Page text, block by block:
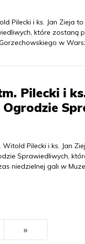
Pilecki i ks. Jan Zieja
które zostaną
w
Pilecki i
Pilecki i ks. Jan
Sprawiedliwych,
niedzielnej gali w
»Ostatni